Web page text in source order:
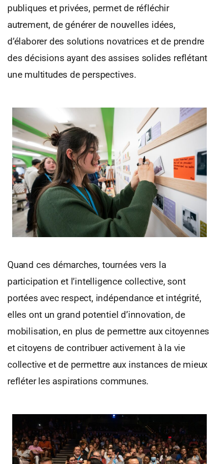
publiques et privées, permet de réfléchir
autrement, de générer de nouvelles idées,
d’élaborer des solutions novatrices et de prendre
des décisions ayant des assises solides reflétant
une multitudes de perspectives.
Quand ces démarches, tournées vers la
participation et l’intelligence collective, sont
portées avec respect, indépendance et intégrité,
elles ont un grand potentiel d’innovation, de
mobilisation, en plus de permettre aux citoyennes
et citoyens de contribuer activement à la vie
collective et de permettre aux instances de mieux
refléter les aspirations communes.